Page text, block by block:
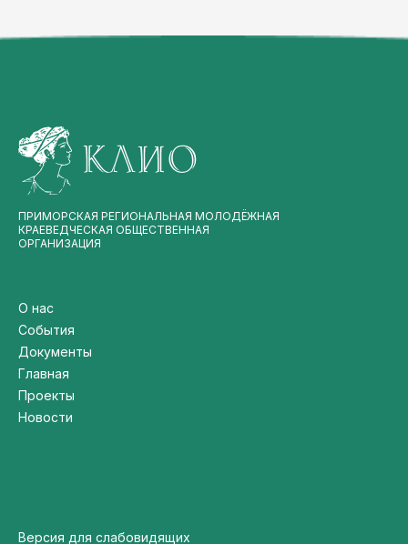
ПРИМОРСКАЯ РЕГИОНАЛЬНАЯ МОЛОДЁЖНАЯ
КРАЕВЕДЧЕСКАЯ ОБЩЕСТВЕННАЯ
ОРГАНИЗАЦИЯ
Главная
Проекты
Новости
О нас
События
Документы
Версия для слабовидящих